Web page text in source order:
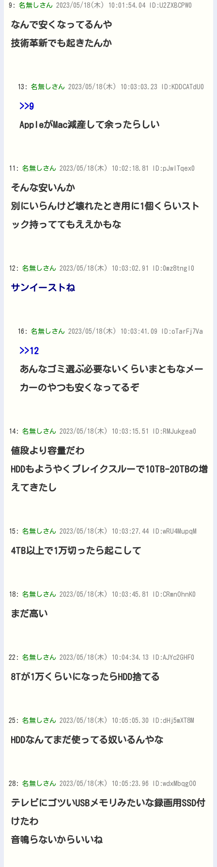
9: 名無しさん 2023/05/18(木) 10:01:54.04 ID:U2ZXBCPW0
なんで安くなってるんや
技術革新でも起きたんか
13: 名無しさん 2023/05/18(木) 10:03:03.23 ID:KDDCATdU0
>>9
AppleがMac減産して余ったらしい
11: 名無しさん 2023/05/18(木) 10:02:18.81 ID:pJwITqex0
そんな安いんか
別にいらんけど壊れたとき用に1個くらいスト
ック持っててもええかもな
12: 名無しさん 2023/05/18(木) 10:03:02.91 ID:0mz8tngI0
サンイーストね
16: 名無しさん 2023/05/18(木) 10:03:41.09 ID:oTarFj7Va
>>12
あんなゴミ選ぶ必要ないくらいまともなメー
カーのやつも安くなってるぞ
14: 名無しさん 2023/05/18(木) 10:03:15.51 ID:RMJukgea0
値段より容量だわ
HDDもようやくブレイクスルーで10TB-20TBの増
えてきたし
15: 名無しさん 2023/05/18(木) 10:03:27.44 ID:wRU4MupqM
4TB以上で1万切ったら起こして
18: 名無しさん 2023/05/18(木) 10:03:45.81 ID:CRmnOhnK0
まだ高い
22: 名無しさん 2023/05/18(木) 10:04:34.13 ID:AJYc2GHF0
8Tが1万くらいになったらHDD捨てる
25: 名無しさん 2023/05/18(木) 10:05:05.30 ID:dHj5mXT8M
HDDなんてまだ使ってる奴いるんやな
28: 名無しさん 2023/05/18(木) 10:05:23.96 ID:wdxMbqgO0
テレビにゴツいUSBメモリみたいな録画用SSD付
けたわ
音鳴らないからいいね